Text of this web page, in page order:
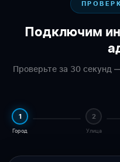
Подключим
Проверьте за 30 секунд
1
Город
2
Улица